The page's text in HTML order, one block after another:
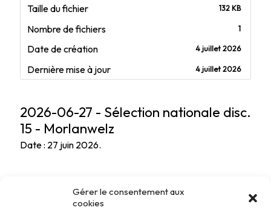
Gérer le consentement aux
cookies
Taille du fichier 132 KB
Nombre de fichiers 1
Date de création 4 juillet 2026
Dernière mise à jour 4 juillet 2026
2026-06-27 - Sélection nationale disc.
15 - Morlanwelz
Date : 27 juin 2026.